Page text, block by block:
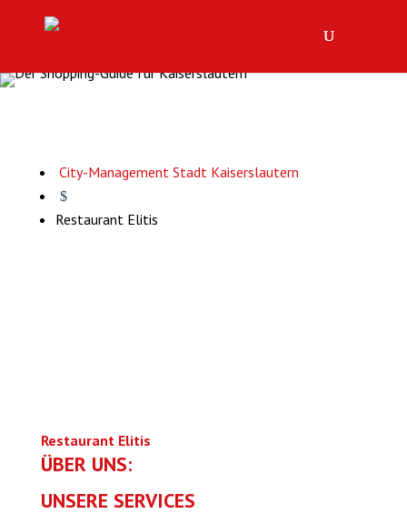
City-Management Stadt Kaiserslautern
$
Restaurant Elitis
Restaurant Elitis
ÜBER UNS:
UNSERE SERVICES